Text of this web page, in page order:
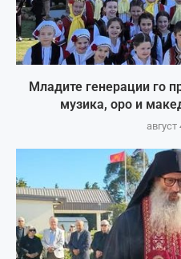
Младите генерации го
музика, оро и
август